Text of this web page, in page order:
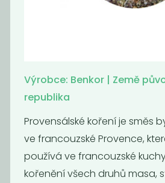
570
Výrobce: Benkor | Země
republika
Provensálské koření je směs
ve francouzské Provence,
používá ve francouzské
kořenění všech druhů masa,